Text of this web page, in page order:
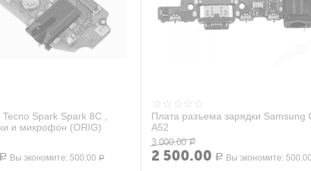
Spark Spark 8C ,
и микрофон (ORIG)
Р Вы экономите:500.00 Р
Плата разъема зарядки Samsung
A52
3 000.00 Р
2 500.00 Р Вы экономите: